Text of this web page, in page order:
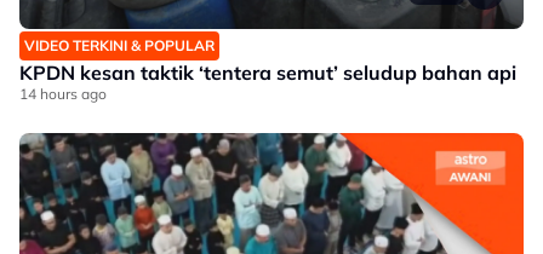
VIDEO TERKINI & POPULAR
KPDN kesan taktik ‘tentera semut’ seludup bahan api
14 hours ago